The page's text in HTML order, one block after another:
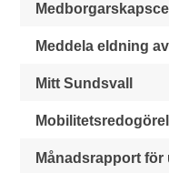
Meddela eldning
Mitt Sundsvall
Månadsrapport